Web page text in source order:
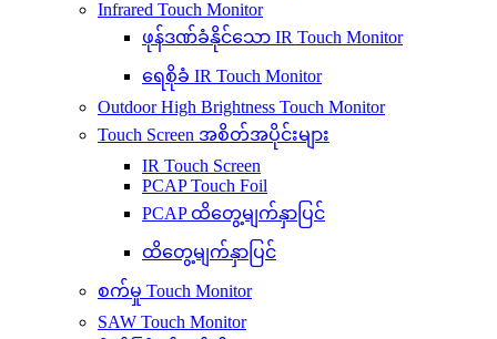
Infrared Touch Monitor
ဖုန်ဒဏ်ခံနိုင်သော IR Touch Monitor
ရေစိုခံ IR Touch Monitor
Outdoor High Brightness Touch Monitor
Touch Screen အစိတ်အပိုင်းများ
IR Touch Screen
PCAP Touch Foil
PCAP ထိတွေ့မျက်နှာပြင်
ထိတွေ့မျက်နှာပြင်
စက်မှု Touch Monitor
SAW Touch Monitor